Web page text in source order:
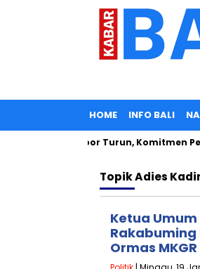
HOME INFO BALI
Tarif Impor Turun, Komitmen
TopikAdies
Ketua
Rakabuming
Ormas MKGR